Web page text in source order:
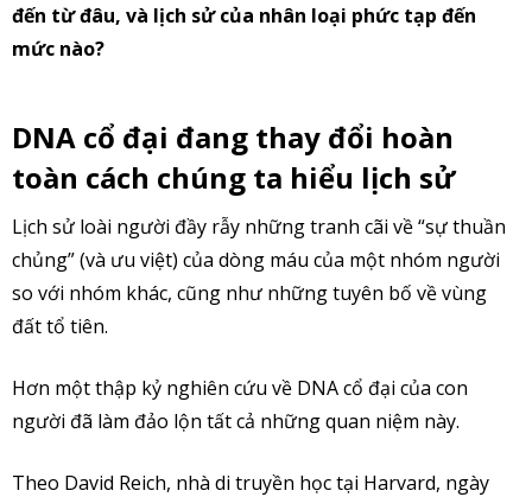
đến từ đâu, và lịch sử của nhân loại phức tạp đến
mức nào?
DNA cổ đại đang thay đổi hoàn
toàn cách chúng ta hiểu lịch sử
Lịch sử loài người đầy rẫy những tranh cãi về “sự thuần
chủng” (và ưu việt) của dòng máu của một nhóm người
so với nhóm khác, cũng như những tuyên bố về vùng
đất tổ tiên.
Hơn một thập kỷ nghiên cứu về DNA cổ đại của con
người đã làm đảo lộn tất cả những quan niệm này.
Theo David Reich, nhà di truyền học tại Harvard, ngày